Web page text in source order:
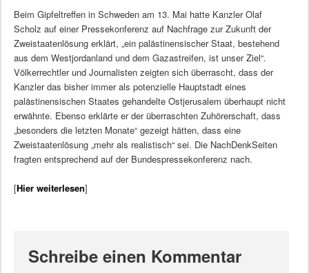
Beim Gipfeltreffen in Schweden am 13. Mai hatte Kanzler Olaf
Scholz auf einer Pressekonferenz auf Nachfrage zur Zukunft der
Zweistaatenlösung erklärt, „ein palästinensischer Staat, bestehend
aus dem Westjordanland und dem Gazastreifen, ist unser Ziel“.
Völkerrechtler und Journalisten zeigten sich überrascht, dass der
Kanzler das bisher immer als potenzielle Hauptstadt eines
palästinensischen Staates gehandelte Ostjerusalem überhaupt nicht
erwähnte. Ebenso erklärte er der überraschten Zuhörerschaft, dass
„besonders die letzten Monate“ gezeigt hätten, dass eine
Zweistaatenlösung „mehr als realistisch“ sei. Die NachDenkSeiten
fragten entsprechend auf der Bundespressekonferenz nach.
[Hier weiterlesen]
Schreibe einen Kommentar